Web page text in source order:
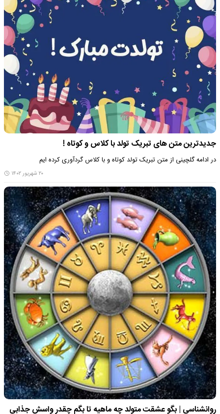
جدیدترین متن های تبریک تولد با کلاس و کوتاه !
در ادامه گلچینی از متن تبریک تولد کوتاه و با کلاس گردآوری کرده ایم
۲۰ شهریور ۱۴۰۲
روانشناسی | بگو عشقت متولد چه ماهیه تا بگم چقدر واسش جذابی